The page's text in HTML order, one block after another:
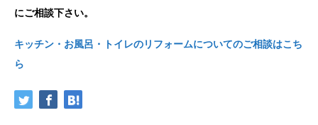
にご相談下さい。
キッチン・お風呂・トイレのリフォームについてのご相談はこち
ら